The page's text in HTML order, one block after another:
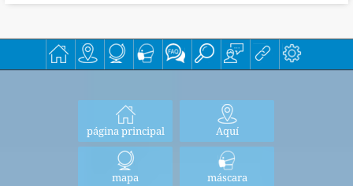
página principal Aquí
mapa máscara